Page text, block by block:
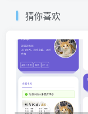
猜你喜欢